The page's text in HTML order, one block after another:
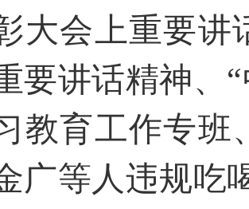
大会上重要讲
要讲话精神、
教育工作专班
广等人违规吃